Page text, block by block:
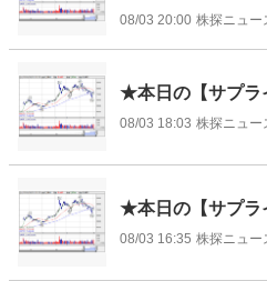
08/03 20:00 株探ニュー
★本日の【サプラ
08/03 18:03 株探ニュー
★本日の【サプラ
08/03 16:35 株探ニュー